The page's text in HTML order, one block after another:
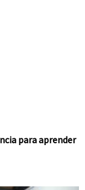
para aprender